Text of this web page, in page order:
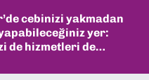
cebinizi yakmadan
yer:
de hizmetleri de